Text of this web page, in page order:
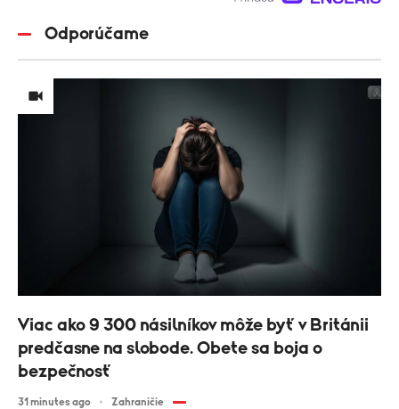
Odporúčame
Viac ako 9 300 násilníkov môže byť v Británii
predčasne na slobode. Obete sa boja o
bezpečnosť
31 minutes ago Zahraničie